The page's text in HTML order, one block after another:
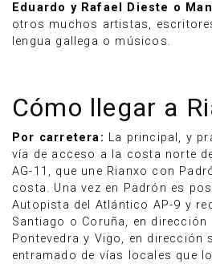
Eduardo y Rafael Dieste o
otros muchos artistas,
lengua gallega o músicos.
Cómo llegar a
Por carretera: La principal, y
vía de acceso a la costa norte
AG-11, que une Rianxo con
costa. Una vez en Padrón es
Autopista del Atlántico AP-9 y
Santiago o Coruña, en
Pontevedra y Vigo, en dirección
entramado de vías locales que